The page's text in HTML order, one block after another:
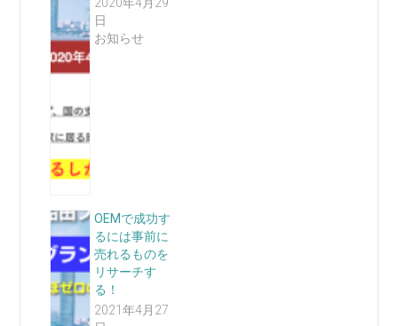
日
お知らせ
OEMで成功す
るには事前に
売れるものを
リサーチす
る！
2021年4月27